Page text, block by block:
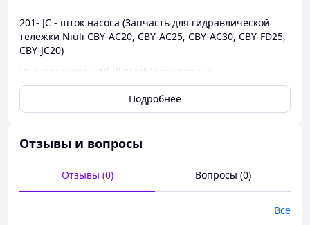
201- JC - шток насоса (Запчасть для гидравлической
тележки Niuli CBY-AC20, CBY-AC25, CBY-AC30, CBY-FD25,
CBY-JC20)
Производитель: Niuli Machinery; Страна
производитель: Китай
Подробнее
Отзывы и вопросы
Отзывы (0) Вопросы (0)
Все